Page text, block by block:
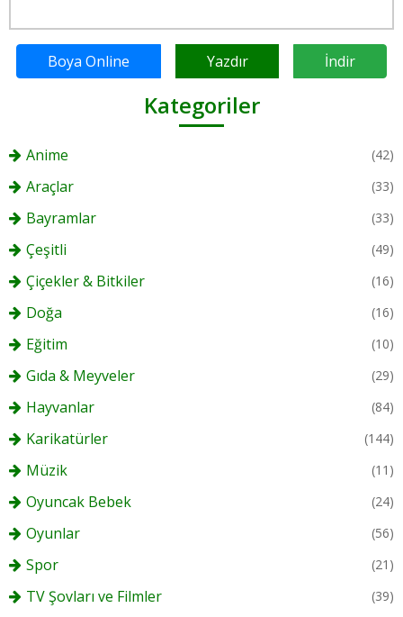
Boya Online Yazdır İndir
Kategoriler
Anime (42)
Araçlar (33)
Bayramlar (33)
Çeşitli (49)
Çiçekler & Bitkiler (16)
Doğa (16)
Eğitim (10)
Gıda & Meyveler (29)
Hayvanlar (84)
Karikatürler (144)
Müzik (11)
Oyuncak Bebek (24)
Oyunlar (56)
Spor (21)
TV Şovları ve Filmler (39)